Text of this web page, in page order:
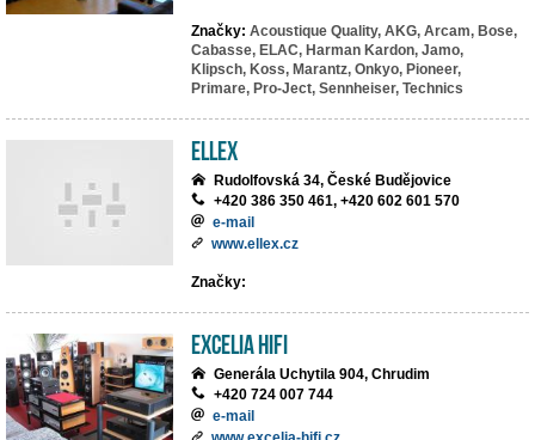
Značky: Acoustique Quality, AKG, Arcam, Bose,
Cabasse, ELAC, Harman Kardon, Jamo,
Klipsch, Koss, Marantz, Onkyo, Pioneer,
Primare, Pro-Ject, Sennheiser, Technics
ELLEX
Rudolfovská 34, České Budějovice
+420 386 350 461, +420 602 601 570
e-mail
www.ellex.cz
Značky:
EXCELIA HIFI
Generála Uchytila 904, Chrudim
+420 724 007 744
e-mail